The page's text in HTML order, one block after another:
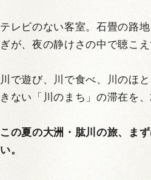
テレビのない客室。石畳の路
ぎが、夜の静けさの中で聴こえ
川で遊び、川で食べ、川のほ
きない「川のまち」の滞在を、
この夏の大洲・肱川の旅、ま
い。